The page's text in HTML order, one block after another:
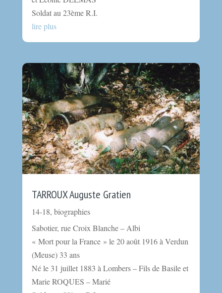
Soldat au 23ème R.I.
lire plus
TARROUX Auguste Gratien
14-18, biographies
Sabotier, rue Croix Blanche – Albi
« Mort pour la France » le 20 août 1916 à Verdun
(Meuse) 33 ans
Né le 31 juillet 1883 à Lombers – Fils de Basile et
Marie ROQUES – Marié